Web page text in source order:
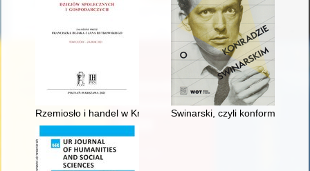
Rzemiosło i handel w Krasnymstawie : między prosperity a
Swinarski, czyli konformizm?